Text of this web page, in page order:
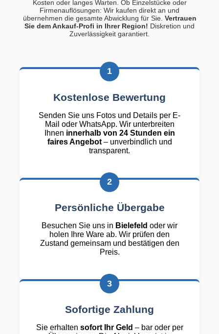
Kosten oder langes Warten. Ob Einzelstücke oder
Firmenauflösungen: Wir kaufen direkt an und
übernehmen die gesamte Abwicklung für Sie. Vertrauen
Sie dem Ankauf-Profi in Ihrer Region! Diskretion und
Zuverlässigkeit garantiert.
1
Kostenlose Bewertung
Senden Sie uns Fotos und Details per E-
Mail oder WhatsApp. Wir unterbreiten
Ihnen innerhalb von 24 Stunden ein
faires Angebot– unverbindlich und
transparent.
2
Persönliche Übergabe
Besuchen Sie uns in Bielefeld oder wir
holen Ihre Ware ab. Wir prüfen den
Zustand gemeinsam und bestätigen den
Preis.
3
Sofortige Zahlung
Sie erhalten sofort Ihr Geld – bar oder per